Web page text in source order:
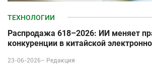
ТЕХНОЛОГИИ
Распродажа 618–2026: ИИ меняет
конкуренции в китайской
23-06-2026– Редакция